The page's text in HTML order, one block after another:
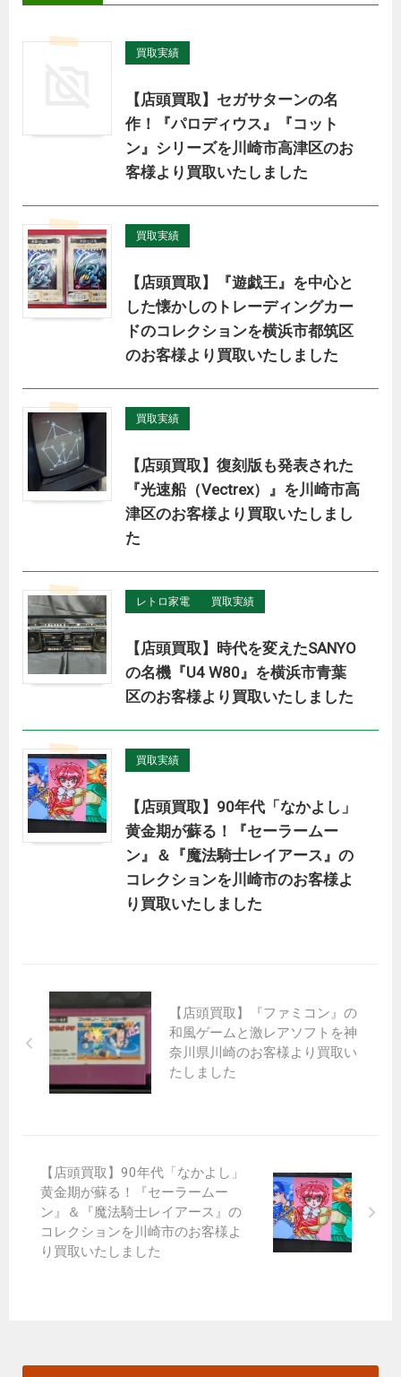
買取実績
【店頭買取】セガサターンの名
作！『パロディウス』『コット
ン』シリーズを川崎市高津区のお
客様より買取いたしました
買取実績
【店頭買取】『遊戯王』を中心と
した懐かしのトレーディングカー
ドのコレクションを横浜市都筑区
のお客様より買取いたしました
買取実績
【店頭買取】復刻版も発表された
『光速船（Vectrex）』を川崎市高
津区のお客様より買取いたしまし
た
レトロ家電 買取実績
【店頭買取】時代を変えたSANYO
の名機『U4 W80』を横浜市青葉
区のお客様より買取いたしました
買取実績
【店頭買取】90年代「なかよし」
黄金期が蘇る！『セーラームー
ン』＆『魔法騎士レイアース』の
コレクションを川崎市のお客様よ
り買取いたしました
【店頭買取】『ファミコン』の
和風ゲームと激レアソフトを神
奈川県川崎のお客様より買取い
たしました
【店頭買取】90年代「なかよし」
黄金期が蘇る！『セーラームー
ン』＆『魔法騎士レイアース』の
コレクションを川崎市のお客様よ
り買取いたしました